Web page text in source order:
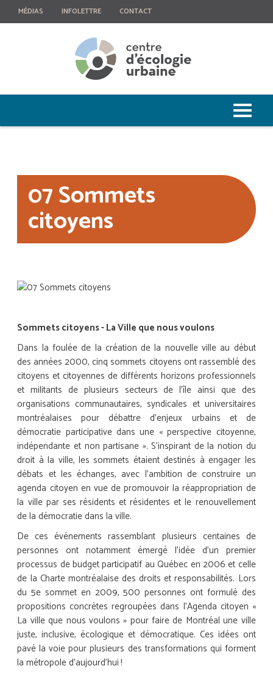
MÉDIAS INFOLETTRE CONTACT
07 Sommets
citoyens
Sommets citoyens - La Ville que nous voulons
Dans la foulée de la création de la nouvelle ville au début
des années 2000, cinq sommets citoyens ont rassemblé des
citoyens et citoyennes de différents horizons professionnels
et militants de plusieurs secteurs de l’île ainsi que des
organisations communautaires, syndicales et universitaires
montréalaises pour débattre d’enjeux urbains et de
démocratie participative dans une « perspective citoyenne,
indépendante et non partisane ». S’inspirant de la notion du
droit à la ville, les sommets étaient destinés à engager les
débats et les échanges, avec l’ambition de construire un
agenda citoyen en vue de promouvoir la réappropriation de
la ville par ses résidents et résidentes et le renouvellement
de la démocratie dans la ville.
De ces événements rassemblant plusieurs centaines de
personnes ont notamment émergé l’idée d’un premier
processus de budget participatif au Québec en 2006 et celle
de la Charte montréalaise des droits et responsabilités. Lors
du 5e sommet en 2009, 500 personnes ont formulé des
propositions concrètes regroupées dans l’Agenda citoyen «
La ville que nous voulons » pour faire de Montréal une ville
juste, inclusive, écologique et démocratique. Ces idées ont
pavé la voie pour plusieurs des transformations qui forment
la métropole d’aujourd’hui !